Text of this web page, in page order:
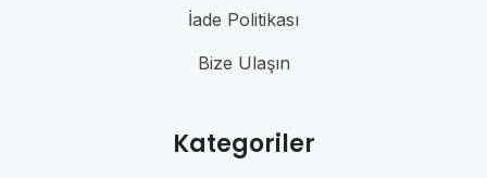
İade Politikası
Bize Ulaşın
Kategoriler